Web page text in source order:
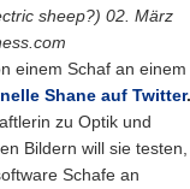
sheep?) 02. März
einem Schaf an einem
Shane auf Twitter.
zu Optik und
Bildern will sie testen,
Schafe an